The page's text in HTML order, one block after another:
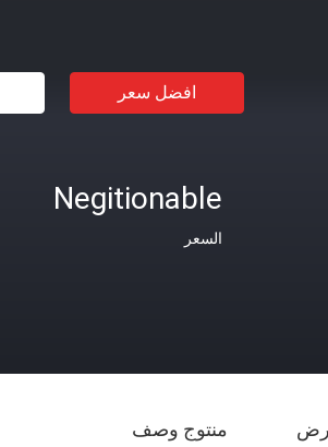
افضل سعر
Negitionable
السعر
منتوج وصف